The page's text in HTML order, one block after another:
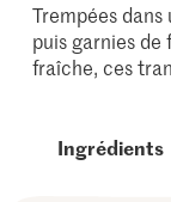
Trempées
puis garnies de
fraîche, ces
Ingrédients